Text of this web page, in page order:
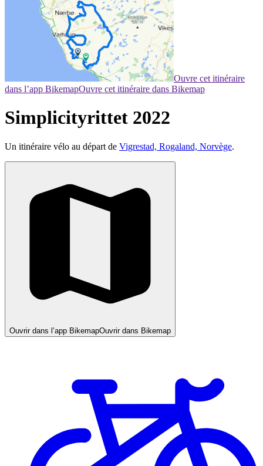
Ouvre cet itinéraire
dans l’app BikemapOuvre cet itinéraire dans Bikemap
Simplicityrittet 2022
Un itinéraire vélo au départ de Vigrestad, Rogaland, Norvège.
Ouvrir dans l’app BikemapOuvrir dans Bikemap